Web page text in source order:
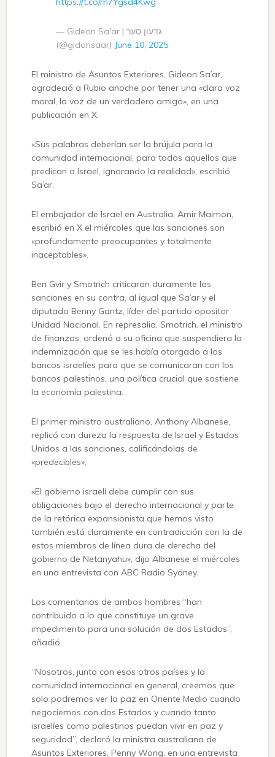
— Gideon Sa'ar | גדעון סער
(@gidonsaar) June 10, 2025
El ministro de Asuntos Exteriores, Gideon Sa’ar,
agradeció a Rubio anoche por tener una «clara voz
moral, la voz de un verdadero amigo», en una
publicación en X.
«Sus palabras deberían ser la brújula para la
comunidad internacional, para todos aquellos que
predican a Israel, ignorando la realidad», escribió
Sa’ar.
El embajador de Israel en Australia, Amir Maimon,
escribió en X el miércoles que las sanciones son
«profundamente preocupantes y totalmente
inaceptables».
Ben Gvir y Smotrich criticaron duramente las
sanciones en su contra, al igual que Sa’ar y el
diputado Benny Gantz, líder del partido opositor
Unidad Nacional. En represalia, Smotrich, el ministro
de finanzas, ordenó a su oficina que suspendiera la
indemnización que se les había otorgado a los
bancos israelíes para que se comunicaran con los
bancos palestinos, una política crucial que sostiene
la economía palestina.
El primer ministro australiano, Anthony Albanese,
replicó con dureza la respuesta de Israel y Estados
Unidos a las sanciones, calificándolas de
«predecibles».
«El gobierno israelí debe cumplir con sus
obligaciones bajo el derecho internacional y parte
de la retórica expansionista que hemos visto
también está claramente en contradicción con la de
estos miembros de línea dura de derecha del
gobierno de Netanyahu», dijo Albanese el miércoles
en una entrevista con ABC Radio Sydney.
Los comentarios de ambos hombres “han
contribuido a lo que constituye un grave
impedimento para una solución de dos Estados”,
añadió.
“Nosotros, junto con esos otros países y la
comunidad internacional en general, creemos que
solo podremos ver la paz en Oriente Medio cuando
negociemos con dos Estados y cuando tanto
israelíes como palestinos puedan vivir en paz y
seguridad”, declaró la ministra australiana de
Asuntos Exteriores, Penny Wong, en una entrevista